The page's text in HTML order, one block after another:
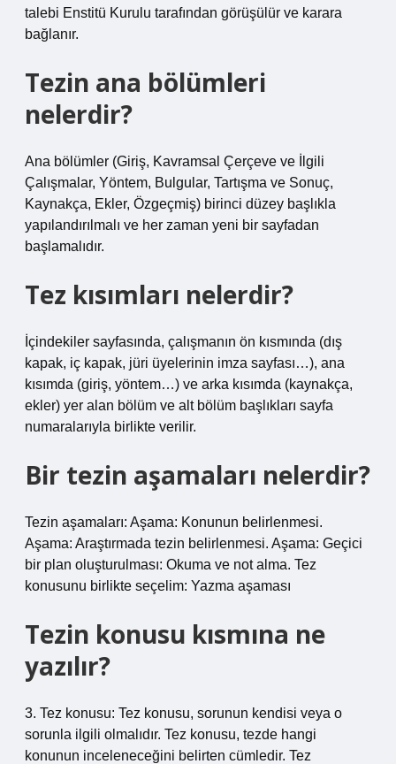
talebi Enstitü Kurulu tarafından görüşülür ve karara
bağlanır.
Tezin ana bölümleri
nelerdir?
Ana bölümler (Giriş, Kavramsal Çerçeve ve İlgili
Çalışmalar, Yöntem, Bulgular, Tartışma ve Sonuç,
Kaynakça, Ekler, Özgeçmiş) birinci düzey başlıkla
yapılandırılmalı ve her zaman yeni bir sayfadan
başlamalıdır.
Tez kısımları nelerdir?
İçindekiler sayfasında, çalışmanın ön kısmında (dış
kapak, iç kapak, jüri üyelerinin imza sayfası…), ana
kısımda (giriş, yöntem…) ve arka kısımda (kaynakça,
ekler) yer alan bölüm ve alt bölüm başlıkları sayfa
numaralarıyla birlikte verilir.
Bir tezin aşamaları nelerdir?
Tezin aşamaları: Aşama: Konunun belirlenmesi.
Aşama: Araştırmada tezin belirlenmesi. Aşama: Geçici
bir plan oluşturulması: Okuma ve not alma. Tez
konusunu birlikte seçelim: Yazma aşaması
Tezin konusu kısmına ne
yazılır?
3. Tez konusu: Tez konusu, sorunun kendisi veya o
sorunla ilgili olmalıdır. Tez konusu, tezde hangi
konunun inceleneceğini belirten cümledir. Tez